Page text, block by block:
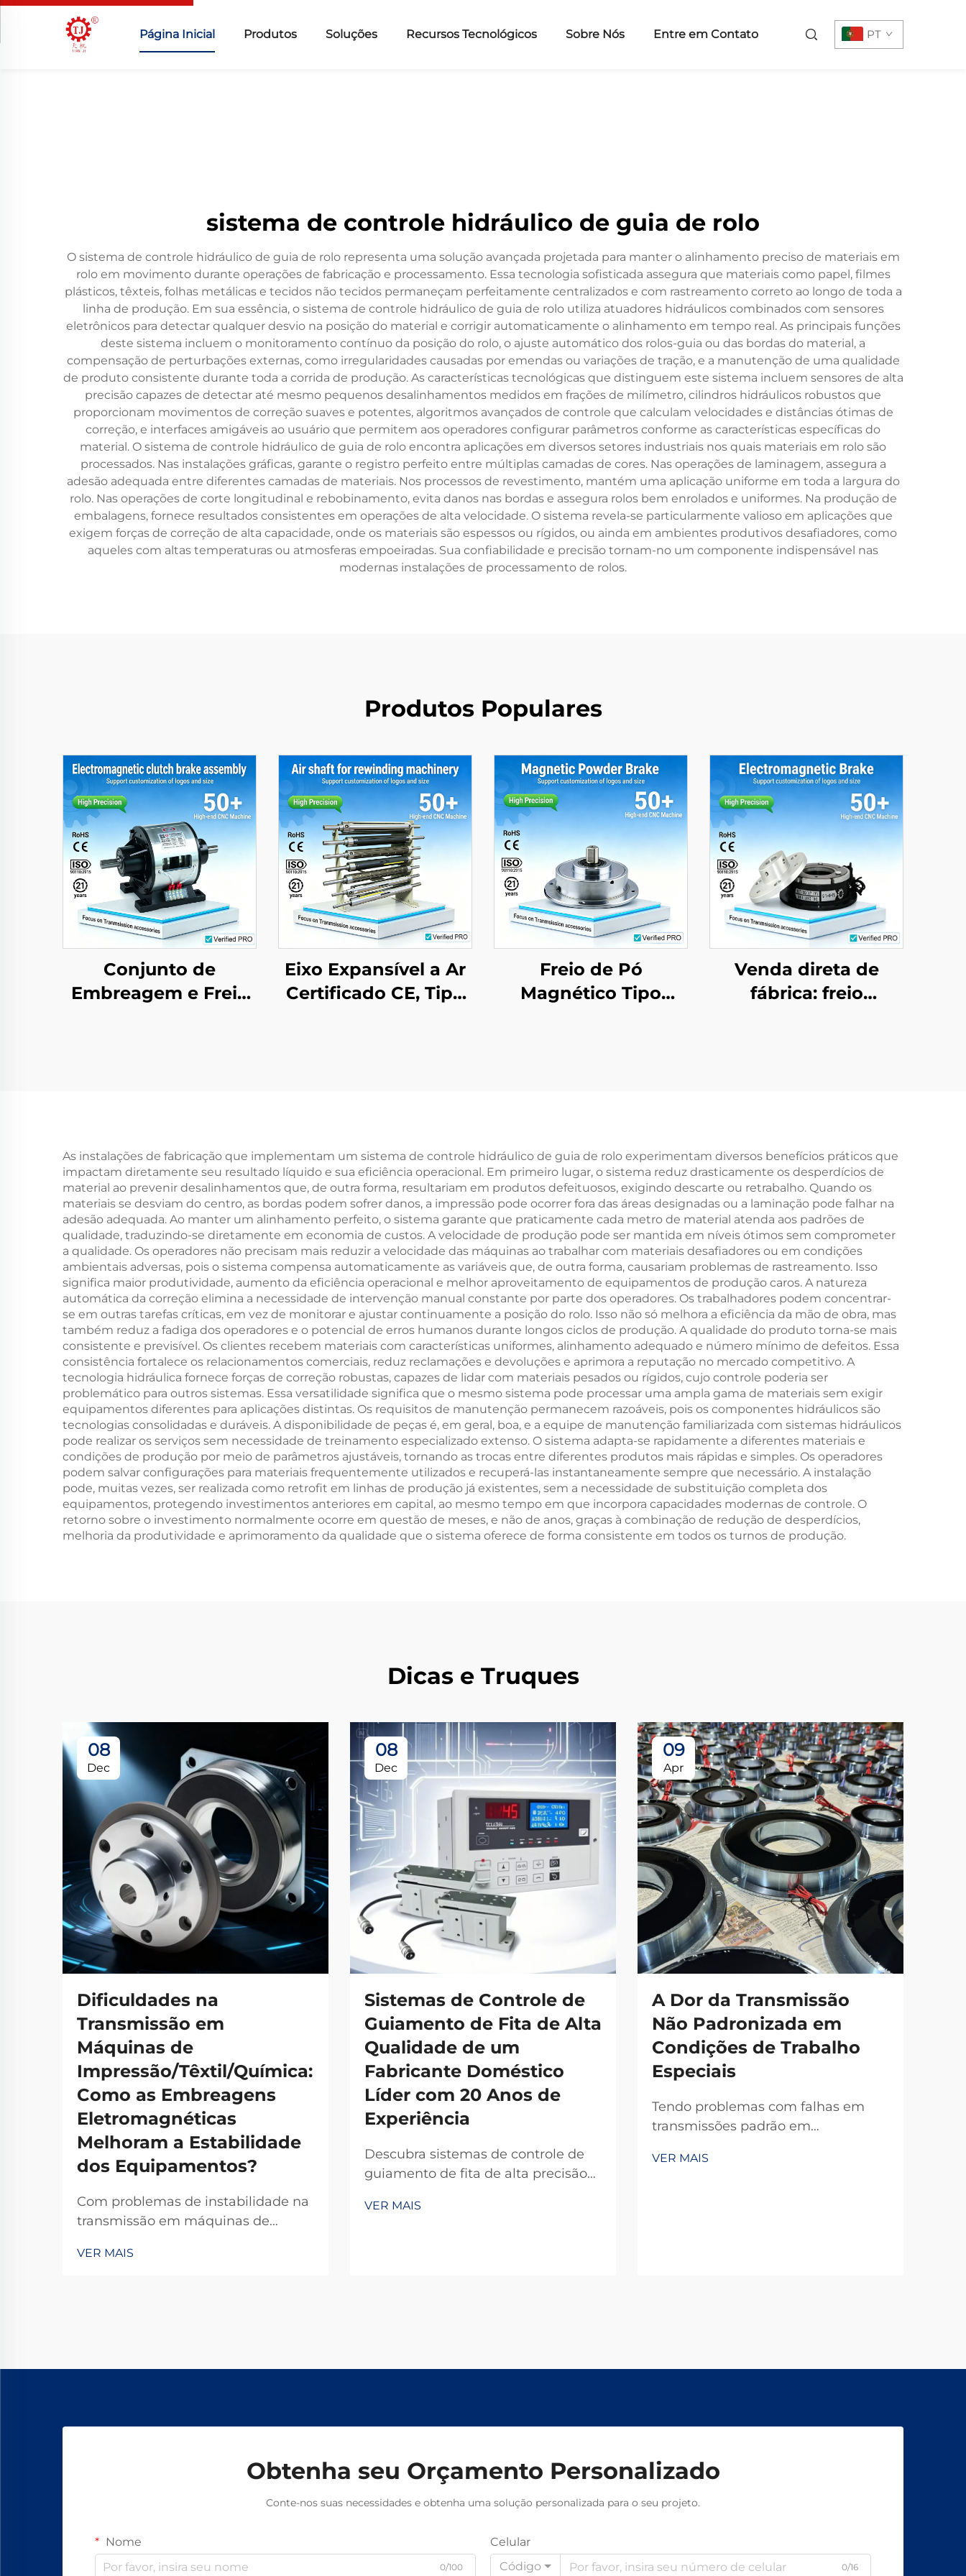
Página Inicial Produtos Soluções Recursos Tecnológicos Sobre Nós Entre em Contato PT
sistema de controle hidráulico de guia de rolo
O sistema de controle hidráulico de guia de rolo representa uma solução avançada projetada para manter o alinhamento preciso de materiais em
rolo em movimento durante operações de fabricação e processamento. Essa tecnologia sofisticada assegura que materiais como papel, filmes
plásticos, têxteis, folhas metálicas e tecidos não tecidos permaneçam perfeitamente centralizados e com rastreamento correto ao longo de toda a
linha de produção. Em sua essência, o sistema de controle hidráulico de guia de rolo utiliza atuadores hidráulicos combinados com sensores
eletrônicos para detectar qualquer desvio na posição do material e corrigir automaticamente o alinhamento em tempo real. As principais funções
deste sistema incluem o monitoramento contínuo da posição do rolo, o ajuste automático dos rolos-guia ou das bordas do material, a
compensação de perturbações externas, como irregularidades causadas por emendas ou variações de tração, e a manutenção de uma qualidade
de produto consistente durante toda a corrida de produção. As características tecnológicas que distinguem este sistema incluem sensores de alta
precisão capazes de detectar até mesmo pequenos desalinhamentos medidos em frações de milímetro, cilindros hidráulicos robustos que
proporcionam movimentos de correção suaves e potentes, algoritmos avançados de controle que calculam velocidades e distâncias ótimas de
correção, e interfaces amigáveis ao usuário que permitem aos operadores configurar parâmetros conforme as características específicas do
material. O sistema de controle hidráulico de guia de rolo encontra aplicações em diversos setores industriais nos quais materiais em rolo são
processados. Nas instalações gráficas, garante o registro perfeito entre múltiplas camadas de cores. Nas operações de laminagem, assegura a
adesão adequada entre diferentes camadas de materiais. Nos processos de revestimento, mantém uma aplicação uniforme em toda a largura do
rolo. Nas operações de corte longitudinal e rebobinamento, evita danos nas bordas e assegura rolos bem enrolados e uniformes. Na produção de
embalagens, fornece resultados consistentes em operações de alta velocidade. O sistema revela-se particularmente valioso em aplicações que
exigem forças de correção de alta capacidade, onde os materiais são espessos ou rígidos, ou ainda em ambientes produtivos desafiadores, como
aqueles com altas temperaturas ou atmosferas empoeiradas. Sua confiabilidade e precisão tornam-no um componente indispensável nas
modernas instalações de processamento de rolos.
Produtos Populares
Conjunto de
Embreagem e Freio
Eixo Expansível a Ar
Certificado CE, Tipo
Freio de Pó
Magnético Tipo
Fabricação de Sacos
Venda direta de
fábrica: freio
As instalações de fabricação que implementam um sistema de controle hidráulico de guia de rolo experimentam diversos benefícios práticos que
impactam diretamente seu resultado líquido e sua eficiência operacional. Em primeiro lugar, o sistema reduz drasticamente os desperdícios de
material ao prevenir desalinhamentos que, de outra forma, resultariam em produtos defeituosos, exigindo descarte ou retrabalho. Quando os
materiais se desviam do centro, as bordas podem sofrer danos, a impressão pode ocorrer fora das áreas designadas ou a laminação pode falhar na
adesão adequada. Ao manter um alinhamento perfeito, o sistema garante que praticamente cada metro de material atenda aos padrões de
qualidade, traduzindo-se diretamente em economia de custos. A velocidade de produção pode ser mantida em níveis ótimos sem comprometer
a qualidade. Os operadores não precisam mais reduzir a velocidade das máquinas ao trabalhar com materiais desafiadores ou em condições
ambientais adversas, pois o sistema compensa automaticamente as variáveis que, de outra forma, causariam problemas de rastreamento. Isso
significa maior produtividade, aumento da eficiência operacional e melhor aproveitamento de equipamentos de produção caros. A natureza
automática da correção elimina a necessidade de intervenção manual constante por parte dos operadores. Os trabalhadores podem concentrar-
se em outras tarefas críticas, em vez de monitorar e ajustar continuamente a posição do rolo. Isso não só melhora a eficiência da mão de obra, mas
também reduz a fadiga dos operadores e o potencial de erros humanos durante longos ciclos de produção. A qualidade do produto torna-se mais
consistente e previsível. Os clientes recebem materiais com características uniformes, alinhamento adequado e número mínimo de defeitos. Essa
consistência fortalece os relacionamentos comerciais, reduz reclamações e devoluções e aprimora a reputação no mercado competitivo. A
tecnologia hidráulica fornece forças de correção robustas, capazes de lidar com materiais pesados ou rígidos, cujo controle poderia ser
problemático para outros sistemas. Essa versatilidade significa que o mesmo sistema pode processar uma ampla gama de materiais sem exigir
equipamentos diferentes para aplicações distintas. Os requisitos de manutenção permanecem razoáveis, pois os componentes hidráulicos são
tecnologias consolidadas e duráveis. A disponibilidade de peças é, em geral, boa, e a equipe de manutenção familiarizada com sistemas hidráulicos
pode realizar os serviços sem necessidade de treinamento especializado extenso. O sistema adapta-se rapidamente a diferentes materiais e
condições de produção por meio de parâmetros ajustáveis, tornando as trocas entre diferentes produtos mais rápidas e simples. Os operadores
podem salvar configurações para materiais frequentemente utilizados e recuperá-las instantaneamente sempre que necessário. A instalação
pode, muitas vezes, ser realizada como retrofit em linhas de produção já existentes, sem a necessidade de substituição completa dos
equipamentos, protegendo investimentos anteriores em capital, ao mesmo tempo em que incorpora capacidades modernas de controle. O
retorno sobre o investimento normalmente ocorre em questão de meses, e não de anos, graças à combinação de redução de desperdícios,
melhoria da produtividade e aprimoramento da qualidade que o sistema oferece de forma consistente em todos os turnos de produção.
Dicas e Truques
08
Dec
Dificuldades na
Transmissão em
Máquinas de
Impressão/Têxtil/Química:
Como as Embreagens
Eletromagnéticas
Melhoram a Estabilidade
dos Equipamentos?
Com problemas de instabilidade na
transmissão em máquinas de
embreagens eletromagnéticas TJ-A
VER MAIS
08
Dec
Sistemas de Controle de
Guiamento de Fita de Alta
Qualidade de um
Fabricante Doméstico
Líder com 20 Anos de
Experiência
Descubra sistemas de controle de
guiamento de fita de alta precisão
confiável com 20 anos de
VER MAIS
09
Apr
A Dor da Transmissão
Não Padronizada em
Condições de Trabalho
Especiais
Tendo problemas com falhas em
transmissões padrão em
espaços apertados? A TianJi, com 20
VER MAIS
Obtenha seu Orçamento Personalizado
Conte-nos suas necessidades e obtenha uma solução personalizada para o seu projeto.
Nome
0/100
Celular
Código
0/16